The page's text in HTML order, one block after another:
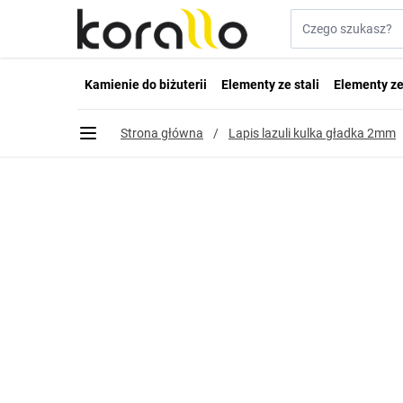
Przejdź do treści
Kamienie do biżuterii Elementy ze stali Elementy
Strona główna / Lapis lazuli kulka gładka 2mm